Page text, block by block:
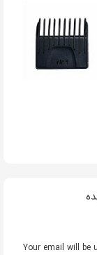
Your email will be